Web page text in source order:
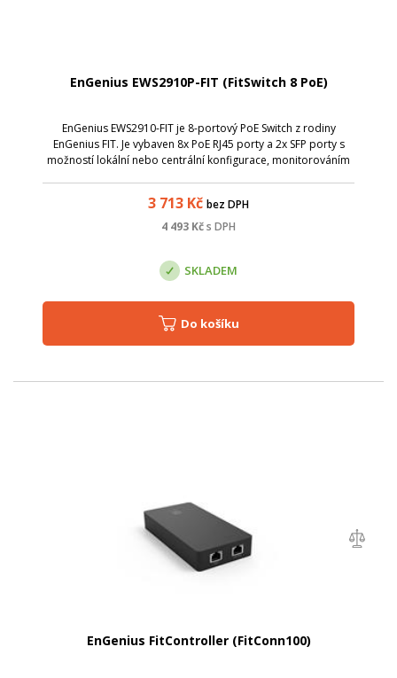
EnGenius EWS2910P-FIT (FitSwitch 8 PoE)
EnGenius EWS2910-FIT je 8-portový PoE Switch z rodiny
EnGenius FIT. Je vybaven 8x PoE RJ45 porty a 2x SFP porty s
možností lokální nebo centrální konfigurace, monitorováním
3 713 Kč bez DPH
4 493 Kčs DPH
SKLADEM
Do košíku
EnGenius FitController (FitConn100)